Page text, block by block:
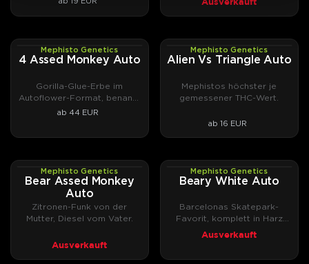
bis zur Reserva-Reihe, die vergriffene Specials
Linie wie Canna-Canna-Cheese CBD 1:1 Auto.
in unseremBreeder-Portrait
Mephisto Genetics Cannabissamen jetzt bei
DrGreen kaufen.
AUTOFEMMephisto Genetics
4 Assed Monkey Auto
Gorilla-Glue-Erbe im
Autoflower-Format, benannt
nach Dr. Mephistos
ab 44 EUR
AUTOFEMMephisto Genetics
Alien Vs Triangle Auto
Mephistos höchster je
gemessener THC-Wert.
ab 16 EUR
AUTOFEMMephisto Genetics
Bear Assed Monkey
Auto
Zitronen-Funk von der
Mutter, Diesel vom Vater.
Ausverkauft
AUTOFEMMephisto Genetics
Beary White Auto
Barcelonas Skatepark-
Favorit, komplett in Harz
getaucht.
Ausverkauft